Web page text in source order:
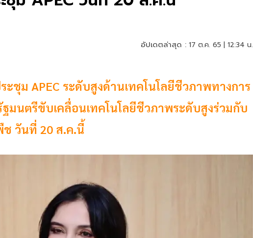
อัปเดตล่าสุด : 17 ต.ค. 65 | 12:34 น.
ชุม APEC ระดับสูงด้านเทคโนโลยีชีวภาพทางการ
มนตรีขับเคลื่อนเทคโนโลยีชีวภาพระดับสูงร่วมกับ
ช วันที่ 20 ส.ค.นี้